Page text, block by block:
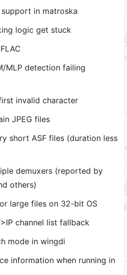
support in matroska
logic get stuck
MLP detection failing
invalid character
JPEG files
short ASF files (duration less
demuxers (reported by
others)
large files on 32-bit OS
channel list fallback
mode in wingdi
information when running in